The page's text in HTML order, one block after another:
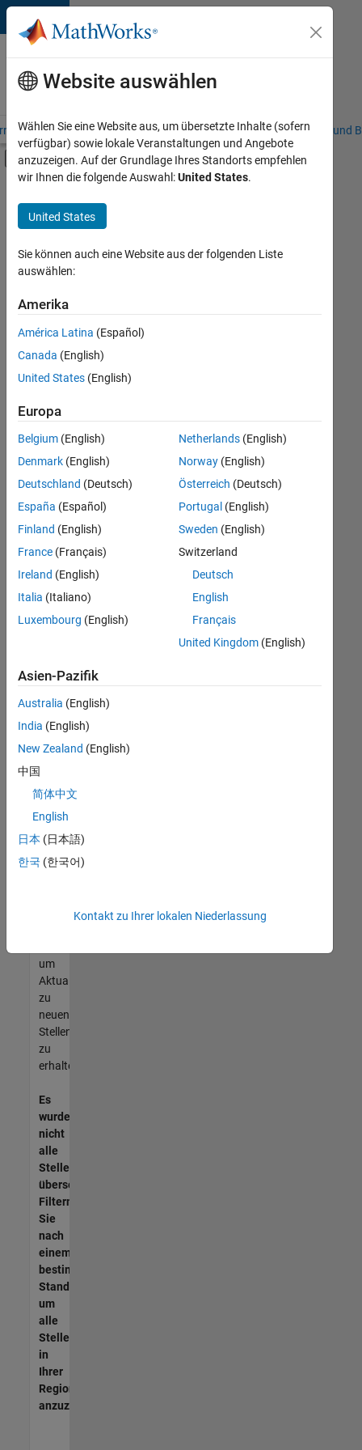
Weiter zum Inhalt
Karriere
bei
MathWorks
– Übersicht Stellensuche Niederlassungen Studierende und
Umschaltung für Off-Canvas-
Hauptinhalt
Commercial Sales
Customer Support
Business Model Team
Legal
+3
Derzeit
es
keine
offenen
Stellen,
Ihren
Suchkriterien
entsprechen.
können
die
Suchkriterien
weiter
fassen
oder
alle
Stellenangebote
anzeigen .
noch
keine
offenen
Stellen
können,
die
Ihren
entsprechen,
werden
unseres
um
Aktualisierungen
zu
neuen
Stellenangeboten
zu
erhalten.
Es
wurden
nicht
alle
Stellen
übersetzt.
Filtern
Sie
nach
einem
bestimmten
Standort,
um
alle
Stellenangebote
in
Ihrer
Region
anzuzeigen.
Website auswählen
Wählen Sie eine Website aus, um übersetzte Inhalte (sofern
verfügbar) sowie lokale Veranstaltungen und Angebote
anzuzeigen. Auf der Grundlage Ihres Standorts empfehlen
wir Ihnen die folgende Auswahl:United States.
United States
Sie können auch eine Website aus der folgenden Liste
auswählen:
Amerika
América Latina (Español)
Canada (English)
United States (English)
Europa
Belgium (English)
Denmark (English)
Deutschland (Deutsch)
España (Español)
Finland (English)
France (Français)
Ireland (English)
Italia (Italiano)
Luxembourg (English)
Netherlands(English)
Norway(English)
Österreich (Deutsch)
Portugal (English)
Sweden (English)
Switzerland
Deutsch
English
Français
United Kingdom(English)
Asien-Pazifik
Australia (English)
India (English)
New Zealand (English)
中国
简体中文
English
日本 (日本語)
한국 (한국어)
Kontakt zu Ihrer lokalen Niederlassung